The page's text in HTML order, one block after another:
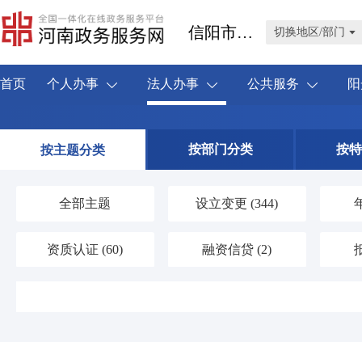
信阳市新县 切换地区/部门
首页 个人办事 法人办事 公共服务
按主题分类 按部门分类 按
全部主题 设立变更(344)
资质认证(60) 融资信贷(2)